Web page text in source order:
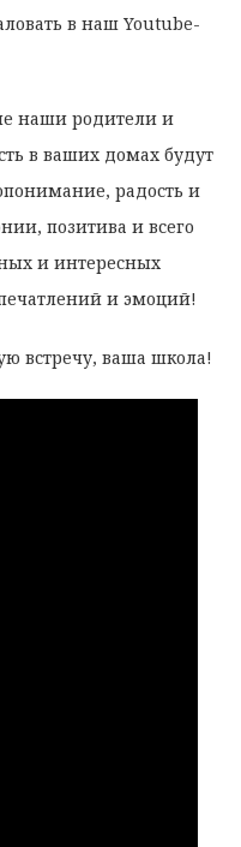
в наш Youtube-
наши родители и
в ваших домах будут
радость и
позитива и всего
и интересных
и эмоций!
встречу, ваша школа!